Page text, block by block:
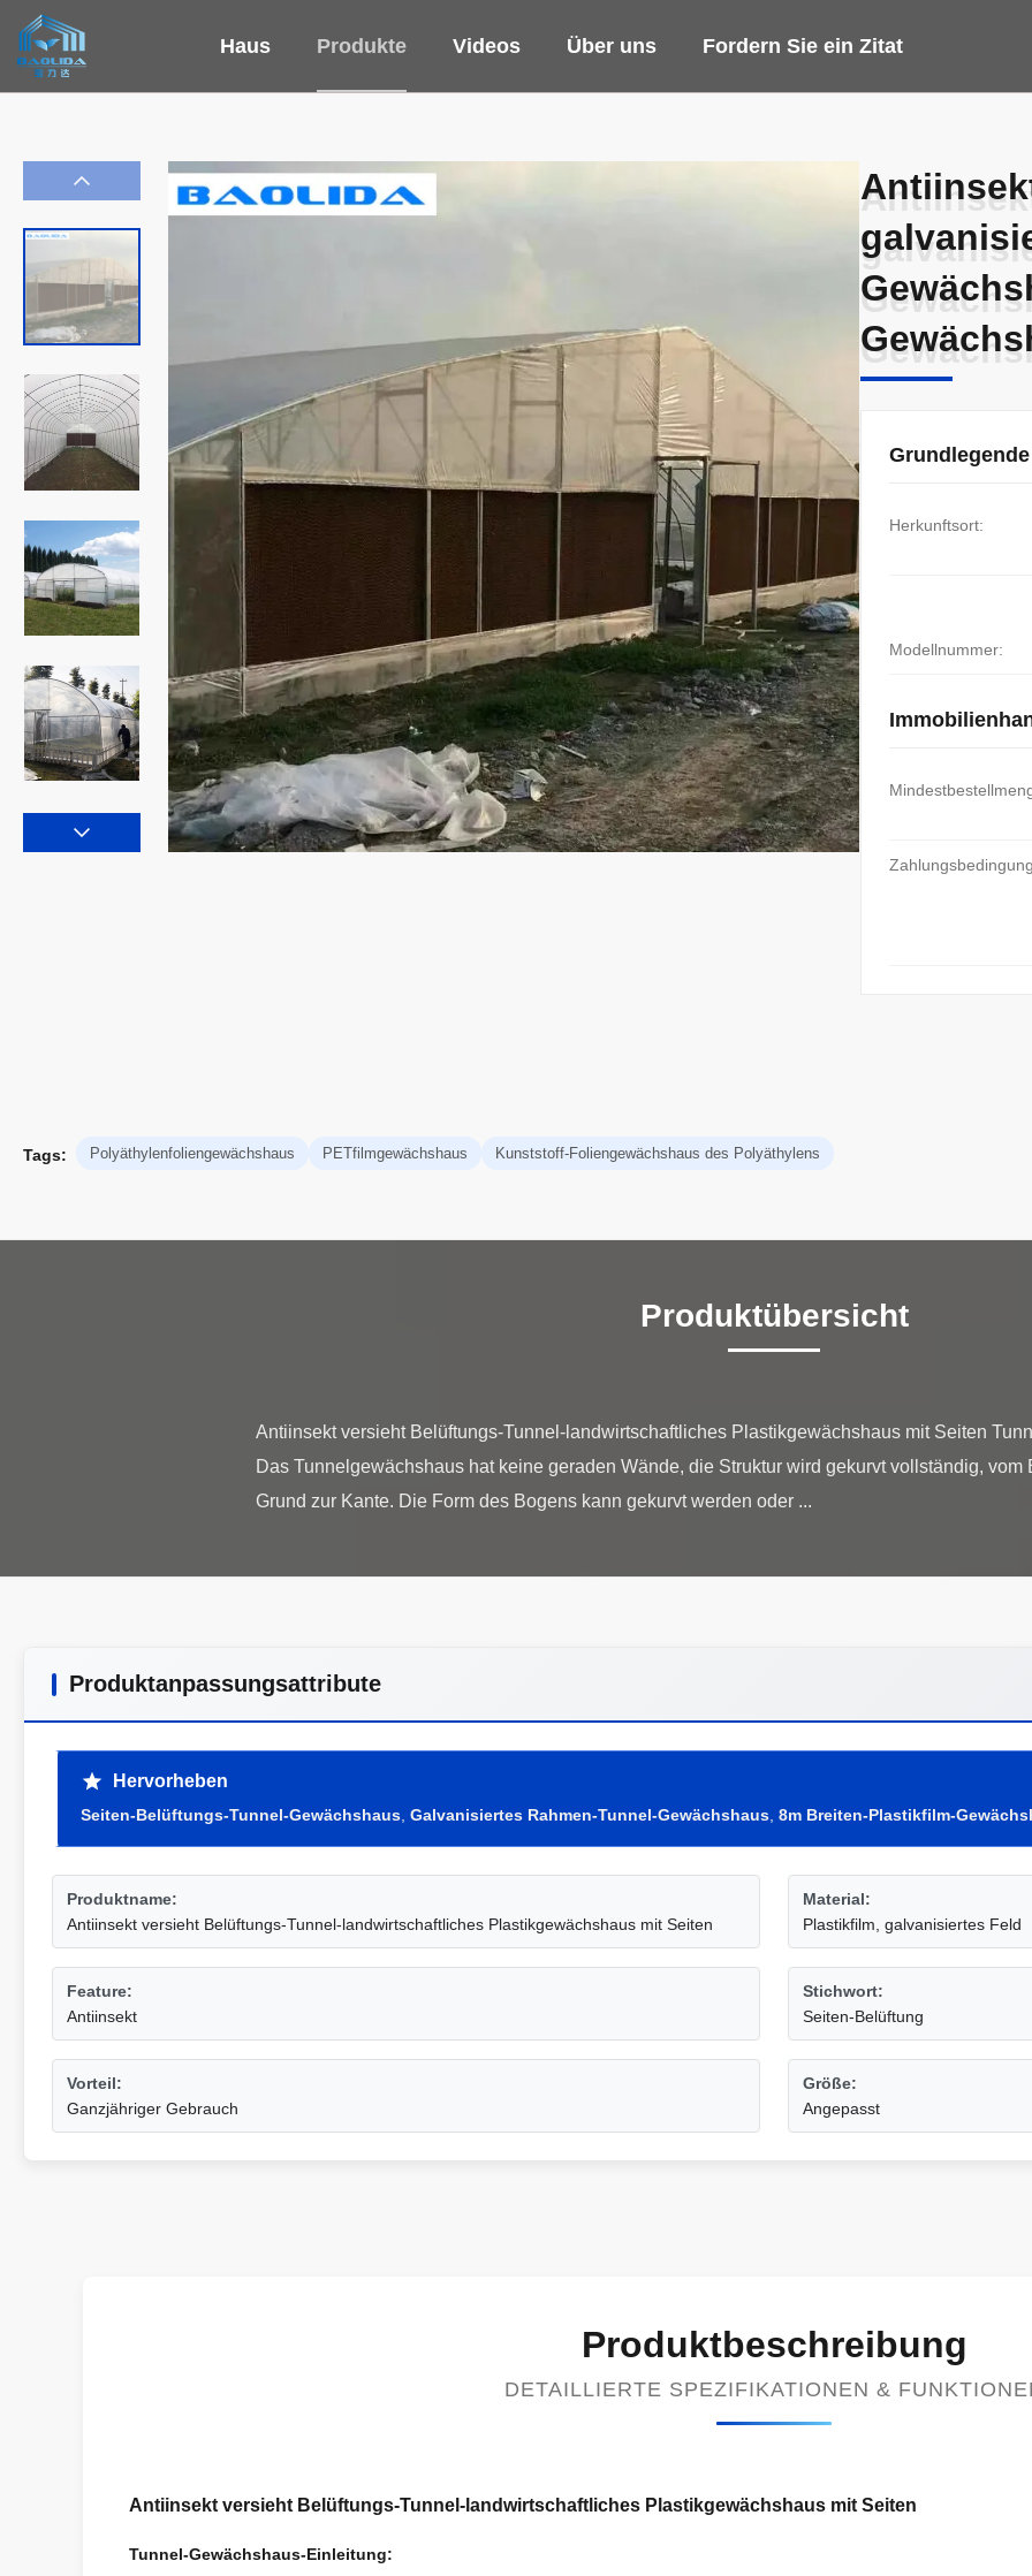
Haus Produkte Videos Über uns Fordern Sie ein Zitat
Herkunftsort:
Modellnummer:
Tags: Polyäthylenfoliengewächshaus PETfilmgewächshaus Kunststoff-Foliengewächshaus des Polyäthylens
Produktübersicht
Antiinsekt versieht Belüftungs-Tunnel-landwirtschaftliches Plastikgewächshaus mit Seiten
Das Tunnelgewächshaus hat keine geraden Wände, die Struktur wird gekurvt vollständig, vom
Produktanpassungsattribute
Hervorheben
Seiten-Belüftungs-Tunnel-Gewächshaus Galvanisiertes Rahmen-Tunnel-Gewächshaus 8m Breiten-Plastikfilm-
Produktname:
Antiinsekt versieht Belüftungs-Tunnel-landwirtschaftliches Plastikgewächshaus mit Seiten
Material:
Plastikfilm, galvanisiertes Feld
Feature:
Antiinsekt
Stichwort:
Seiten-Belüftung
Vorteil:
Ganzjähriger Gebrauch
Größe:
Angepasst
Produktbeschreibung
DETAILLIERTE SPEZIFIKATIONEN &
Antiinsekt versieht Belüftungs-Tunnel-landwirtschaftliches Plastikgewächshaus mit Seiten
Tunnel-Gewächshaus-Einleitung: